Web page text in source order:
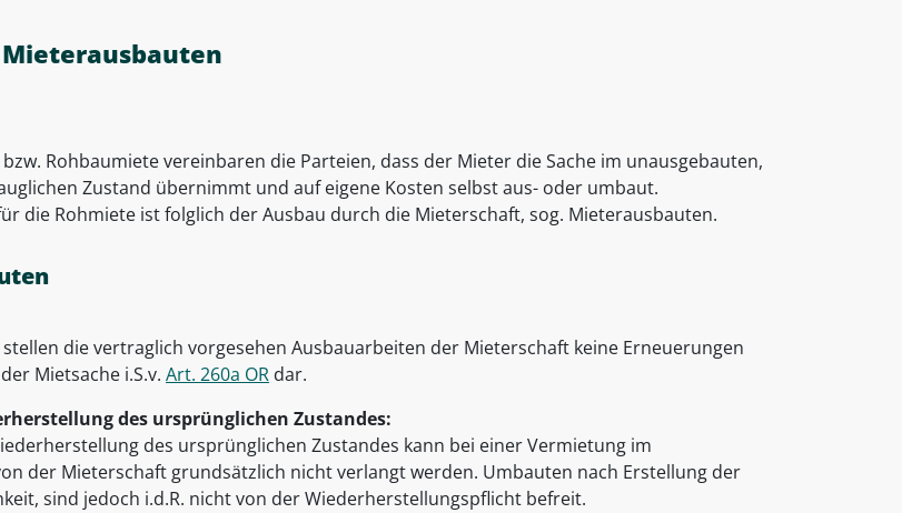
Rohbaumiete vereinbaren die Parteien, dass der Mieter die Sache im unausgebauten,
Zustand übernimmt und auf eigene Kosten selbst aus- oder umbaut.
die Rohmiete ist folglich der Ausbau durch die Mieterschaft, sog. Mieterausbauten.
die vertraglich vorgesehen Ausbauarbeiten der Mieterschaft keine Erneuerungen
Mietsache i.S.v. Art. 260a OR dar.
des ursprünglichen Zustandes:
des ursprünglichen Zustandes kann bei einer Vermietung im
der Mieterschaft grundsätzlich nicht verlangt werden. Umbauten nach Erstellung der
sind jedoch i.d.R. nicht von der Wiederherstellungspflicht befreit.